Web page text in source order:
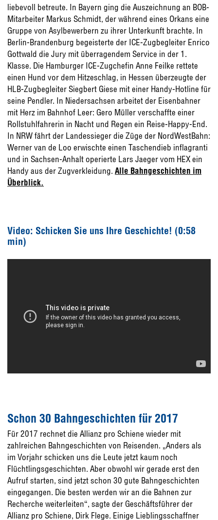
liebevoll betreute. In Bayern ging die Auszeichnung an BOB-
Mitarbeiter Markus Schmidt, der während eines Orkans eine
Gruppe von Asylbewerbern zu ihrer Unterkunft brachte. In
Berlin-Brandenburg begeisterte der ICE-Zugbegleiter Enrico
Gottwald die Jury mit überragendem Service in der 1.
Klasse. Die Hamburger ICE-Zugchefin Anne Feilke rettete
einen Hund vor dem Hitzeschlag, in Hessen überzeugte der
HLB-Zugbegleiter Siegbert Giese mit einer Handy-Hotline für
seine Pendler. In Niedersachsen arbeitet der Eisenbahner
mit Herz im Bahnhof Leer: Gero Müller verschaffte einer
Rollstuhlfahrerin in Nacht und Regen ein Reise-Happy-End.
In NRW fährt der Landessieger die Züge der NordWestBahn:
Werner van de Loo erwischte einen Taschendieb inflagranti
und in Sachsen-Anhalt operierte Lars Jaeger vom HEX ein
Handy aus der Zugverkleidung. Alle Bahngeschichten im
Überblick.
Video: Schicken Sie uns Ihre Geschichte! (0:58
min)
Schon 30 Bahngeschichten für 2017
Für 2017 rechnet die Allianz pro Schiene wieder mit
zahlreichen Bahngeschichten von Reisenden. „Anders als
im Vorjahr schicken uns die Leute jetzt kaum noch
Flüchtlingsgeschichten. Aber obwohl wir gerade erst den
Aufruf starten, sind jetzt schon 30 gute Bahngeschichten
eingegangen. Die besten werden wir an die Bahnen zur
Recherche weiterleiten“, sagte der Geschäftsführer der
Allianz pro Schiene, Dirk Flege. Einige Lieblingsschaffner